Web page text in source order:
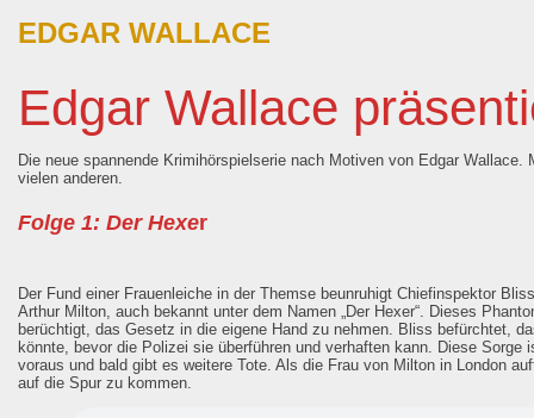
EDGAR WALLACE
Edgar Wallace
Die neue spannende Krimihörspielserie nach Motiven von Edgar
vielen anderen.
Folge 1: Der Hexer
Der Fund einer Frauenleiche in der Themse beunruhigt Chiefinspektor
Arthur Milton, auch bekannt unter dem Namen „Der Hexer“. Dieses
berüchtigt, das Gesetz in die eigene Hand zu nehmen. Bliss befürchtet,
könnte, bevor die Polizei sie überführen und verhaften kann. Diese
voraus und bald gibt es weitere Tote. Als die Frau von Milton in London
auf die Spur zu kommen.